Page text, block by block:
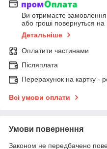
Ви отримаєте замовлення
або гроші повернуться на
Детальніше
Оплатити частинами
Післяплата
Перерахунок на картку -
Всі умови оплати
Умови повернення
Законом не передбачено